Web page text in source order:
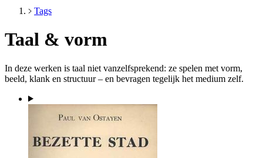
Tags
Taal & vorm
In deze werken is taal niet vanzelfsprekend: ze spelen met vorm,
beeld, klank en structuur – en bevragen tegelijk het medium zelf.